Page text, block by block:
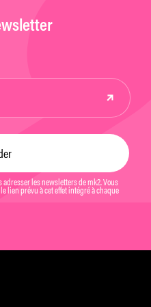
les newsletters de mk2. Vous
lien prévu à cet effet intégré à chaque